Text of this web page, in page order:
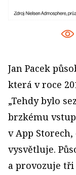
Jan Pacek
která v roce
„Tehdy bylo
brzkému
v App
vysvětluje.
a provozuje